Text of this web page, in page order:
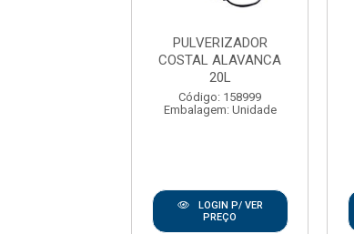
PULVERIZADOR
COSTAL ALAVANCA
20L
Código: 158999
Embalagem: Unidade
LOGIN P/ VER
PREÇO